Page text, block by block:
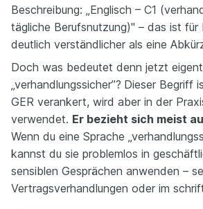
Beschreibung: „Englisch – C1
tägliche Berufsnutzung)" – das ist für
deutlich verständlicher als eine
Doch was bedeutet denn jetzt
„verhandlungssicher”? Dieser Begriff
GER verankert, wird aber in der
verwendet. Er bezieht sich meist
Wenn du eine Sprache
kannst du sie problemlos in
sensiblen Gesprächen anwenden –
Vertragsverhandlungen oder im